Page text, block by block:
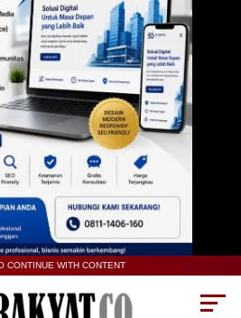
CONTINUE WITH CONTENT